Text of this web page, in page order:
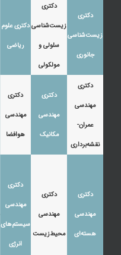
دکتری
زیست‌شناسی
جانوری
دکتری
زیست‌شناسی
سلولی و
مولکولی
دکتری علوم
ریاضی
دکتری
مهندسی
عمران-
نقشه‌برداری
دکتری
مهندسی
مکانیک
دکتری
مهندسی
هوافضا
دکتری
مهندسی
هسته‌ای
دکتری
مهندسی
محیط‌زیست
دکتری
مهندسی
سیستم‌های
انرژی